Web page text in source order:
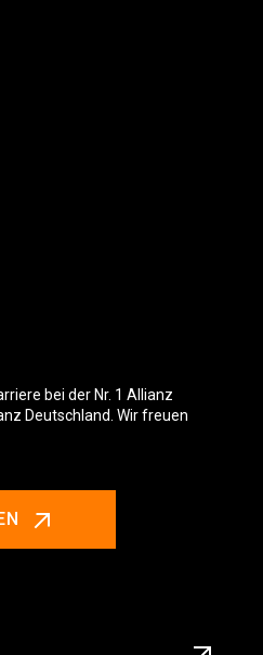
bei der Nr. 1 Allianz
Deutschland. Wir freuen